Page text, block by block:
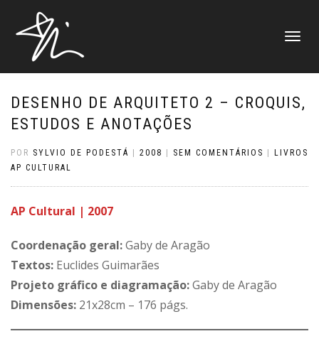
ALTERNAR
DESENHO DE ARQUITETO 2 – CROQUIS,
ESTUDOS E ANOTAÇÕES
POR SYLVIO DE PODESTÁ 2008 SEM COMENTÁRIOS
LIVROS
AP CULTURAL
AP Cultural | 2007
Coordenação geral:Gaby de Aragão
Textos: Euclides Guimarães
Projeto gráfico e diagramação:Gaby de Aragão
Dimensões: 21x28cm – 176 págs.